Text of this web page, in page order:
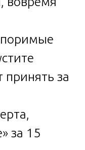
за
за 15